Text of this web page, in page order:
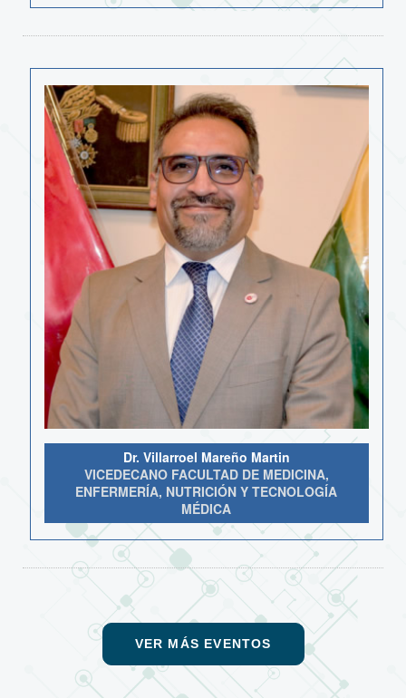
Dr. Villarroel Mareño Martin
VICEDECANO FACULTAD DE MEDICINA,
ENFERMERÍA, NUTRICIÓN Y TECNOLOGÍA
MÉDICA
VER MÁS EVENTOS